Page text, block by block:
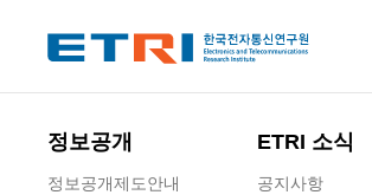
정보공개
정보공개제도안내
ETRI 소식
공지사항